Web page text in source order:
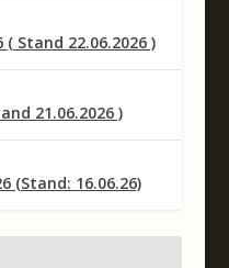
Stand 22.06.2026 )
21.06.2026 )
(Stand: 16.06.26)